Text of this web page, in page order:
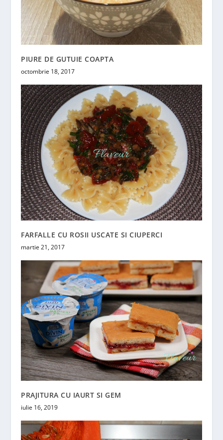
PIURE DE GUTUIE COAPTA
octombrie 18, 2017
FARFALLE CU ROSII USCATE SI CIUPERCI
martie 21, 2017
PRAJITURA CU IAURT SI GEM
iulie 16, 2019